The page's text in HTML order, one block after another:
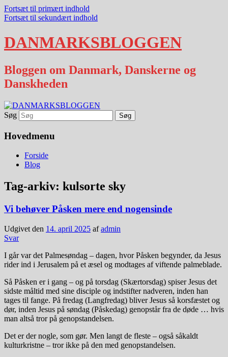
Fortsæt til primært indhold
Fortsæt til sekundært indhold
DANMARKSBLOGGEN
Bloggen om Danmark, Danskerne og
Danskheden
Søg
Hovedmenu
Forside
Blog
Tag-arkiv: kulsorte sky
Vi behøver Påsken mere end nogensinde
Udgivet den 14. april 2025 afadmin
Svar
I går var det Palmesøndag – dagen, hvor Påsken begynder, da Jesus
rider ind i Jerusalem på et æsel og modtages af viftende palmeblade.
Så Påsken er i gang – og på torsdag (Skærtorsdag) spiser Jesus det
sidste måltid med sine disciple og indstifter nadveren, inden han
tages til fange. På fredag (Langfredag) bliver Jesus så korsfæstet og
dør, inden Jesus på søndag (Påskedag) genopstår fra de døde … hvis
man altså tror på genopstandelsen.
Det er der nogle, som gør. Men langt de fleste – også såkaldt
kulturkristne – tror ikke på den med genopstandelsen.